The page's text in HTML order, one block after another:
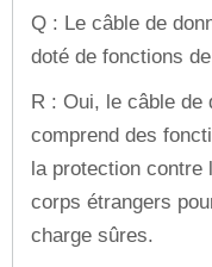
Q : Le câble de
doté de fonctions
R : Oui, le câble de
comprend des
la protection contre
corps étrangers
charge sûres.